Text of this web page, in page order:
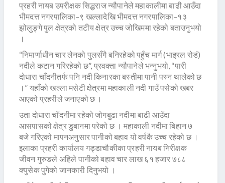
प्रहरी नायब उपरीक्षक सिद्धराज न्यौपानेले महाकालीमा बाढी आउँदा
भीमदत्त नगरपालिका–९ खल्लादेखि भीमदत्त नगरपालिका–१३
झोलुङ्गे पुल क्षेत्रको तटीय क्षेत्र उच्च जोखिममा रहेको बताउनुभयो
।
“निमार्णाधीन चार लेनको पुलसँगै बनिरहेको पहुँच मार्ग (भाइरल रोडं)
नदीले कटान गरिरहेको छ”, प्रवक्ता न्यौपानेले भन्नुभयो, “पारी
दोधारा चाँदनीतर्फ पनि नदी किनारका बस्तीमा पानी पस्न थालेको छ
।” यहाँको खल्ला मसेटी क्षेत्रमा महाकाली नदी गाउँ पसेको खबर
आएको प्रहरीले जनाएको छ ।
उता दोधारा चाँदनीमा रहेको जोगबुढा नदीमा बाढी आउँदा
आसपासको क्षेत्र डुबानमा परेको छ । महाकाली नदीमा बिहान ७
बजे गरिएको मापनअनुसार पानीको बहाव यो वर्षकै उच्च रहेको छ ।
इलाका प्रहरी कार्यालय गड्डाचौकीका प्रहरी नायब निरीक्षक
जीवन गुरुङले अहिले पानीको बहाव चार लाख ६१ हजार ७८८
क्युसेक पुगेको जानकारी दिनुभयो ।